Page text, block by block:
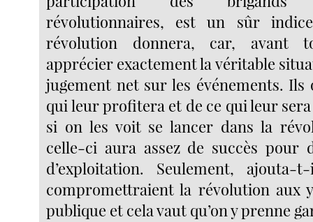
révolutionnaires, est un sûr
révolution donnera, car, avant
apprécier exactement la véritable
jugement net sur les événements.
qui leur profitera et de ce qui leur
si on les voit se lancer dans la
celle-ci aura assez de succès pour
d’exploitation. Seulement, ajouta-
compromettraient la révolution aux
publique et cela vaut qu’on y prenne